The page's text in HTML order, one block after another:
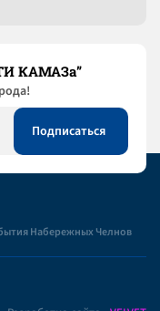
КАМАЗа”
Набережных Челнов